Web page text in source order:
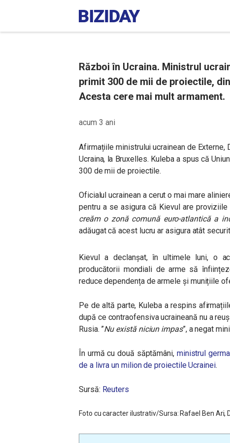
Război în Ucraina. Ministrul
primit 300 de mii de proiectile,
Acesta cere mai mult armament.
acum 3 ani
Afirmațiile ministrului ucrainean de Externe,
Ucraina, la Bruxelles. Kuleba a spus că
300 de mii de proiectile.
Oficialul ucrainean a cerut o mai mare
pentru a se asigura că Kievul are proviziile
creăm o zonă comună euro-atlantică a
adăugat că acest lucru ar asigura atât
Kievul a declanșat, în ultimele luni, o
producătorii mondiali de arme să
reduce dependența de armele și munițiile
Pe de altă parte, Kuleba a respins
după ce contraofensiva ucraineană nu a
Rusia. ”Nu există niciun impas”, a negat
În urmă cu două săptămâni, ministrul
de a livra un milion de proiectile Ucrainei.
Sursă: Reuters
Foto cu caracter ilustrativ/Sursa: Rafael Ben Ari,